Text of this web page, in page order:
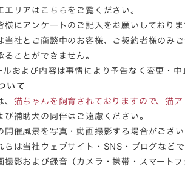
リアは こちら をご覧ください。
様にアンケートのご記入をお願いしており
当社とご商談中のお客様、ご契約者様のみ
ることができません。
ルおよび内容は事情により予告なく変更・中
いて
、 猫ちゃんを飼育されておりますので、猫
び補助犬の同伴はご遠慮ください。
開催風景を写真・動画撮影する場合がござ
は当社ウェブサイト・SNS・ブログなど
撮影および録音（カメラ・携帯・スマート